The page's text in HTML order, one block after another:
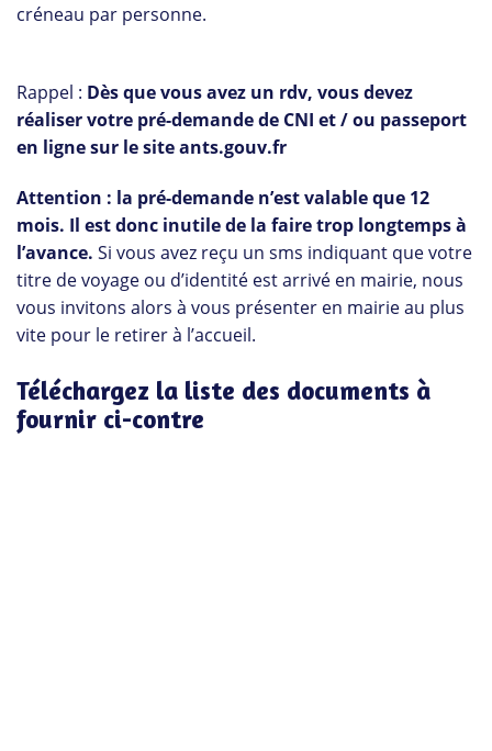
créneau par personne.
Rappel : Dès que vous avez un rdv, vous devez
réaliser votre pré-demande de CNI et / ou passeport
en ligne sur le site ants.gouv.fr
Attention : la pré-demande n’est valable que 12
mois. Il est donc inutile de la faire trop longtemps à
l’avance. Si vous avez reçu un sms indiquant que votre
titre de voyage ou d’identité est arrivé en mairie, nous
vous invitons alors à vous présenter en mairie au plus
vite pour le retirer à l’accueil.
Téléchargez la liste des documents à
fournir ci-contre